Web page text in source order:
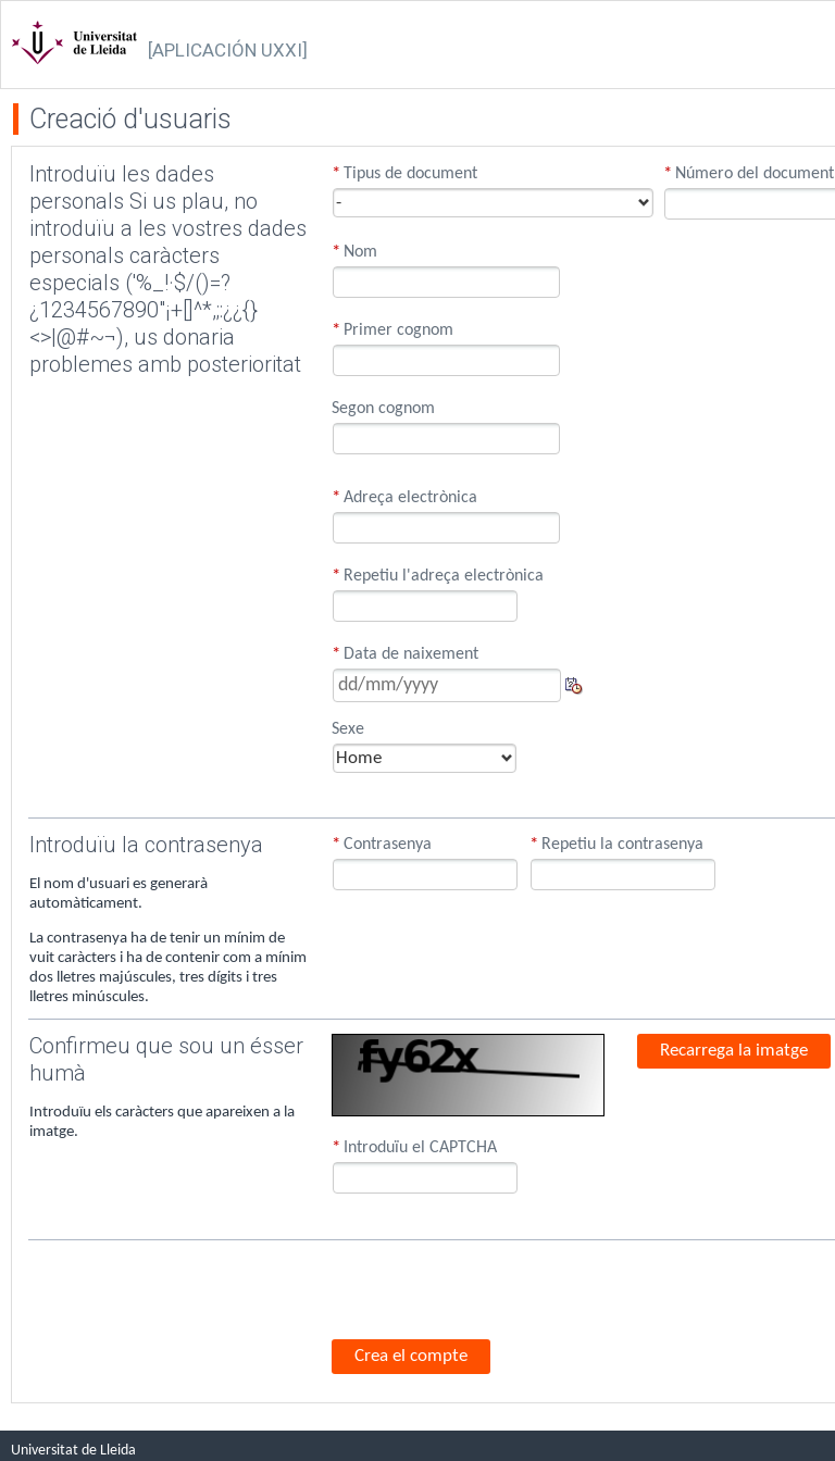
[APLICACIÓN UXXI]
Creació d'usuaris
Introduïu les dades
personals Si us plau, no
introduïu a les vostres dades
personals caràcters
especials ('%_!·$/()=?
¿1234567890"¡+[]^*,;:¿¿{}
<>|@#~¬), us donaria
problemes amb posterioritat
* Tipus de document * Número del document
* Nom
* Primer cognom
Segon cognom
* Adreça electrònica
* Repetiu l'adreça electrònica
* Data de naixement
Sexe
Introduïu la contrasenya
El nom d'usuari es generarà
automàticament.
La contrasenya ha de tenir un mínim de
vuit caràcters i ha de contenir com a mínim
dos lletres majúscules, tres dígits i tres
lletres minúscules.
* Contrasenya * Repetiu la contrasenya
Confirmeu que sou un ésser
humà
Introduïu els caràcters que apareixen a la
imatge.
Recarrega la imatge
* Introduïu el CAPTCHA
Crea el compte
Universitat de Lleida